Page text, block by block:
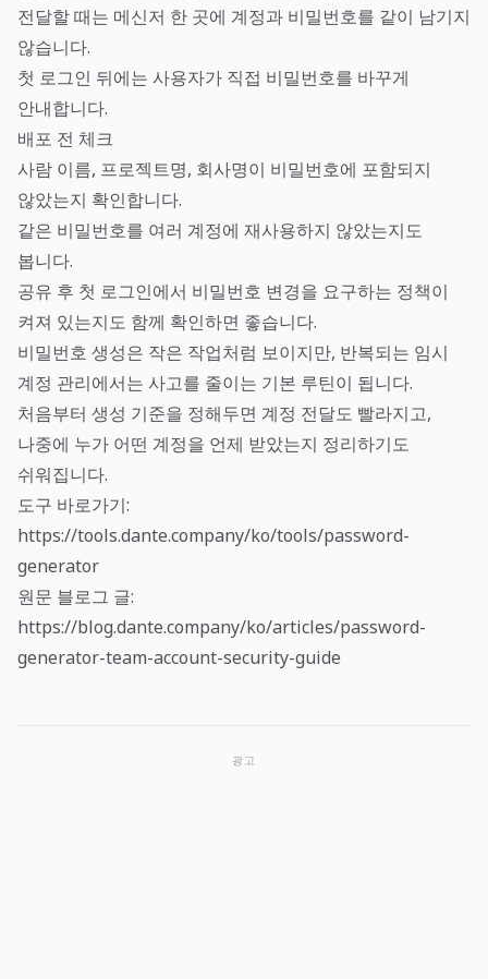
전달할 때는 메신저 한 곳에 계정과 비밀번호를 같이 남기지
않습니다.
첫 로그인 뒤에는 사용자가 직접 비밀번호를 바꾸게
안내합니다.
배포 전 체크
사람 이름, 프로젝트명, 회사명이 비밀번호에 포함되지
않았는지 확인합니다.
같은 비밀번호를 여러 계정에 재사용하지 않았는지도
봅니다.
공유 후 첫 로그인에서 비밀번호 변경을 요구하는 정책이
켜져 있는지도 함께 확인하면 좋습니다.
비밀번호 생성은 작은 작업처럼 보이지만, 반복되는 임시
계정 관리에서는 사고를 줄이는 기본 루틴이 됩니다.
처음부터 생성 기준을 정해두면 계정 전달도 빨라지고,
나중에 누가 어떤 계정을 언제 받았는지 정리하기도
쉬워집니다.
도구 바로가기:
https://tools.dante.company/ko/tools/password-
generator
원문 블로그 글:
https://blog.dante.company/ko/articles/password-
generator-team-account-security-guide
광고